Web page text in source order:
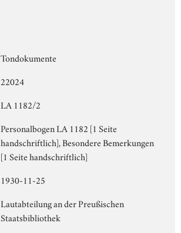
Tondokumente
22024
LA 1182/2
Personalbogen LA 1182 [1 Seite
handschriftlich], Besondere Bemerkungen
[1 Seite handschriftlich]
1930-11-25
Lautabteilung an der Preußischen
Staatsbibliothek